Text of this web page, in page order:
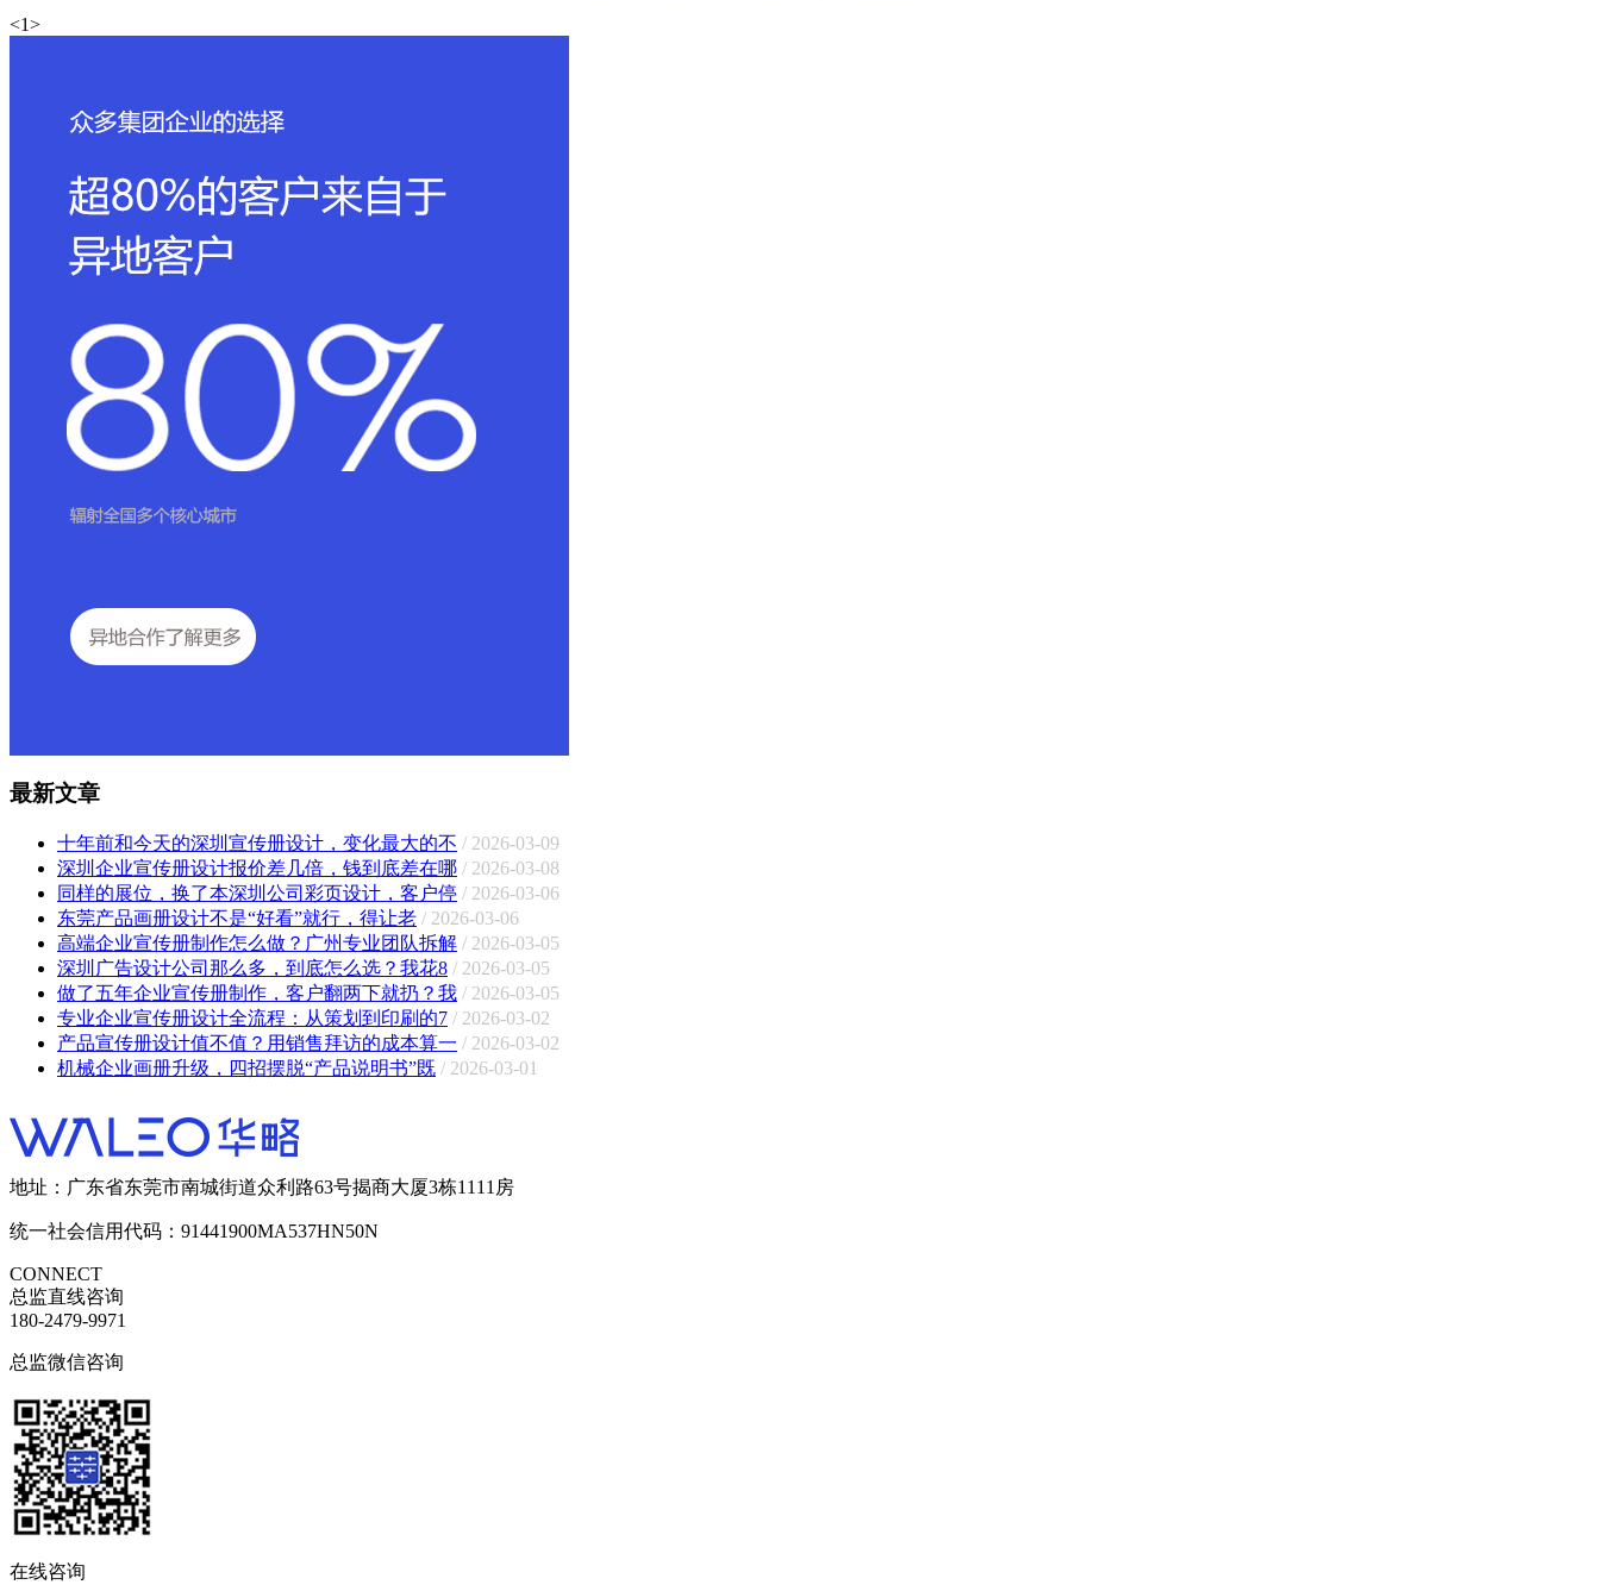
<1>
最新文章
十年前和今天的深圳宣传册设计，变化最大的不 / 2026-03-09
深圳企业宣传册设计报价差几倍，钱到底差在哪 / 2026-03-08
同样的展位，换了本深圳公司彩页设计，客户停 / 2026-03-06
东莞产品画册设计不是“好看”就行，得让老 / 2026-03-06
高端企业宣传册制作怎么做？广州专业团队拆解 / 2026-03-05
深圳广告设计公司那么多，到底怎么选？我花8 / 2026-03-05
做了五年企业宣传册制作，客户翻两下就扔？我 / 2026-03-05
专业企业宣传册设计全流程：从策划到印刷的7 / 2026-03-02
产品宣传册设计值不值？用销售拜访的成本算一 / 2026-03-02
机械企业画册升级，四招摆脱“产品说明书”既 / 2026-03-01
地址：广东省东莞市南城街道众利路63号揭商大厦3栋1111房
统一社会信用代码：91441900MA537HN50N
CONNECT
总监直线咨询
180-2479-9971
总监微信咨询
在线咨询